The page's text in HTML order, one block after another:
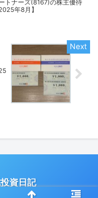
トナーズ(8167)の株主優待
年8月】
資日記